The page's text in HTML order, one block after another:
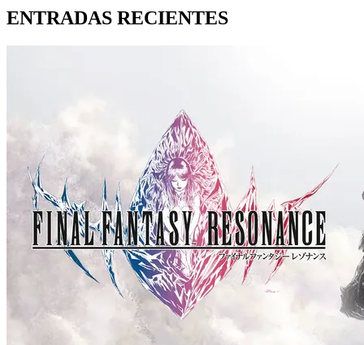
ENTRADAS RECIENTES